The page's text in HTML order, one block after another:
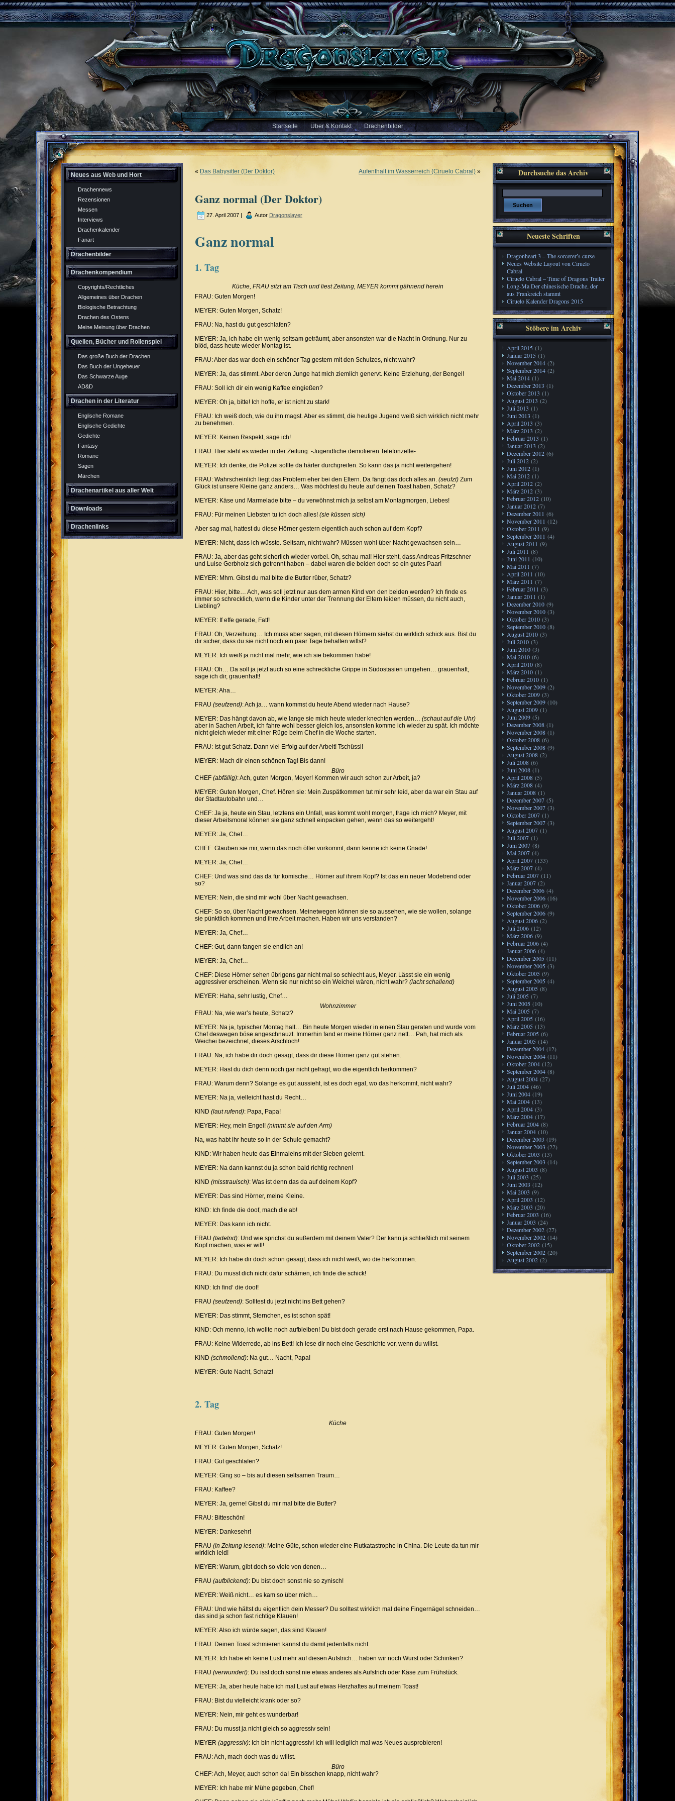
Startseite Über & Kontakt Drachenbilder
Neues aus Web und Hort
Drachennews
Rezensionen
Messen
Interviews
Drachenkalender
Fanart
Drachenbilder
Drachenkompendium
Copyrights/Rechtliches
Allgemeines über Drachen
Biologische Betrachtung
Drachen des Ostens
Meine Meinung über Drachen
Quellen, Bücher und Rollenspiel
Das große Buch der Drachen
Das Buch der Ungeheuer
Das Schwarze Auge
AD&D
Drachen in der Literatur
Englische Romane
Englische Gedichte
Gedichte
Fantasy
Romane
Sagen
Märchen
Drachenartikel aus aller Welt
Downloads
Drachenlinks
« Das Babysitter (Der Doktor) Aufenthalt im Wasserreich (Ciruelo Cabral) »
Ganz normal (Der Doktor)
27. April 2007 | Autor Dragonslayer
Ganz normal
1. Tag
Küche, FRAU sitzt am Tisch und liest Zeitung, MEYER kommt gähnend herein
FRAU: Guten Morgen!
MEYER: Guten Morgen, Schatz!
FRAU: Na, hast du gut geschlafen?
MEYER: Ja, ich habe ein wenig seltsam geträumt, aber ansonsten war die Nacht in Ordnung. Nur zu
blöd, dass heute wieder Montag ist.
FRAU: Aber das war doch ein schöner Tag gestern mit den Schulzes, nicht wahr?
MEYER: Ja, das stimmt. Aber deren Junge hat mich ziemlich genervt. Keine Erziehung, der Bengel!
FRAU: Soll ich dir ein wenig Kaffee eingießen?
MEYER: Oh ja, bitte! Ich hoffe, er ist nicht zu stark!
FRAU: Ich weiß doch, wie du ihn magst. Aber es stimmt, die heutige Jugend weiß sich wirklich nicht mehr
zu benehmen.
MEYER: Keinen Respekt, sage ich!
FRAU: Hier steht es wieder in der Zeitung: -Jugendliche demolieren Telefonzelle-
MEYER: Ich denke, die Polizei sollte da härter durchgreifen. So kann das ja nicht weitergehen!
FRAU: Wahrscheinlich liegt das Problem eher bei den Eltern. Da fängt das doch alles an. (seufzt) Zum
Glück ist unsere Kleine ganz anders… Was möchtest du heute auf deinen Toast haben, Schatz?
MEYER: Käse und Marmelade bitte – du verwöhnst mich ja selbst am Montagmorgen, Liebes!
FRAU: Für meinen Liebsten tu ich doch alles! (sie küssen sich)
Aber sag mal, hattest du diese Hörner gestern eigentlich auch schon auf dem Kopf?
MEYER: Nicht, dass ich wüsste. Seltsam, nicht wahr? Müssen wohl über Nacht gewachsen sein…
FRAU: Ja, aber das geht sicherlich wieder vorbei. Oh, schau mal! Hier steht, dass Andreas Fritzschner
und Luise Gerbholz sich getrennt haben – dabei waren die beiden doch so ein gutes Paar!
MEYER: Mhm. Gibst du mal bitte die Butter rüber, Schatz?
FRAU: Hier, bitte… Ach, was soll jetzt nur aus dem armen Kind von den beiden werden? Ich finde es
immer so schrecklich, wenn die Kinder unter der Trennung der Eltern leiden müssen, du nicht auch,
Liebling?
MEYER: If effe gerade, Fatf!
FRAU: Oh, Verzeihung… Ich muss aber sagen, mit diesen Hörnern siehst du wirklich schick aus. Bist du
dir sicher, dass du sie nicht noch ein paar Tage behalten willst?
MEYER: Ich weiß ja nicht mal mehr, wie ich sie bekommen habe!
FRAU: Oh… Da soll ja jetzt auch so eine schreckliche Grippe in Südostasien umgehen… grauenhaft,
sage ich dir, grauenhaft!
MEYER: Aha…
FRAU (seufzend): Ach ja… wann kommst du heute Abend wieder nach Hause?
MEYER: Das hängt davon ab, wie lange sie mich heute wieder knechten werden… (schaut auf die Uhr)
aber in Sachen Arbeit, ich fahre wohl besser gleich los, ansonsten komme ich wieder zu spät. Ich möchte
nicht gleich wieder mit einer Rüge beim Chef in die Woche starten.
FRAU: Ist gut Schatz. Dann viel Erfolg auf der Arbeit! Tschüssi!
MEYER: Mach dir einen schönen Tag! Bis dann!
Büro
CHEF (abfällig): Ach, guten Morgen, Meyer! Kommen wir auch schon zur Arbeit, ja?
MEYER: Guten Morgen, Chef. Hören sie: Mein Zuspätkommen tut mir sehr leid, aber da war ein Stau auf
der Stadtautobahn und…
CHEF: Ja ja, heute ein Stau, letztens ein Unfall, was kommt wohl morgen, frage ich mich? Meyer, mit
dieser Arbeitsmoral können sie ganz schnell einpacken gehen, wenn das so weitergeht!
MEYER: Ja, Chef…
CHEF: Glauben sie mir, wenn das noch öfter vorkommt, dann kenne ich keine Gnade!
MEYER: Ja, Chef…
CHEF: Und was sind das da für komische… Hörner auf ihrem Kopf? Ist das ein neuer Modetrend oder
so?
MEYER: Nein, die sind mir wohl über Nacht gewachsen.
CHEF: So so, über Nacht gewachsen. Meinetwegen können sie so aussehen, wie sie wollen, solange
sie pünktlich kommen und ihre Arbeit machen. Haben wir uns verstanden?
MEYER: Ja, Chef…
CHEF: Gut, dann fangen sie endlich an!
MEYER: Ja, Chef…
CHEF: Diese Hörner sehen übrigens gar nicht mal so schlecht aus, Meyer. Lässt sie ein wenig
aggressiver erscheinen. Wenn sie nur nicht so ein Weichei wären, nicht wahr? (lacht schallend)
MEYER: Haha, sehr lustig, Chef…
Wohnzimmer
FRAU: Na, wie war’s heute, Schatz?
MEYER: Na ja, typischer Montag halt… Bin heute Morgen wieder in einen Stau geraten und wurde vom
Chef deswegen böse angeschnauzt. Immerhin fand er meine Hörner ganz nett… Pah, hat mich als
Weichei bezeichnet, dieses Arschloch!
FRAU: Na, ich habe dir doch gesagt, dass dir diese Hörner ganz gut stehen.
MEYER: Hast du dich denn noch gar nicht gefragt, wo die eigentlich herkommen?
FRAU: Warum denn? Solange es gut aussieht, ist es doch egal, wo das herkommt, nicht wahr?
MEYER: Na ja, vielleicht hast du Recht…
KIND (laut rufend): Papa, Papa!
MEYER: Hey, mein Engel! (nimmt sie auf den Arm)
Na, was habt ihr heute so in der Schule gemacht?
KIND: Wir haben heute das Einmaleins mit der Sieben gelernt.
MEYER: Na dann kannst du ja schon bald richtig rechnen!
KIND (misstrauisch): Was ist denn das da auf deinem Kopf?
MEYER: Das sind Hörner, meine Kleine.
KIND: Ich finde die doof, mach die ab!
MEYER: Das kann ich nicht.
FRAU (tadelnd): Und wie sprichst du außerdem mit deinem Vater? Der kann ja schließlich mit seinem
Kopf machen, was er will!
MEYER: Ich habe dir doch schon gesagt, dass ich nicht weiß, wo die herkommen.
FRAU: Du musst dich nicht dafür schämen, ich finde die schick!
KIND: Ich find‘ die doof!
FRAU (seufzend): Solltest du jetzt nicht ins Bett gehen?
MEYER: Das stimmt, Sternchen, es ist schon spät!
KIND: Och menno, ich wollte noch aufbleiben! Du bist doch gerade erst nach Hause gekommen, Papa.
FRAU: Keine Widerrede, ab ins Bett! Ich lese dir noch eine Geschichte vor, wenn du willst.
KIND (schmollend): Na gut… Nacht, Papa!
MEYER: Gute Nacht, Schatz!
2. Tag
Küche
FRAU: Guten Morgen!
MEYER: Guten Morgen, Schatz!
FRAU: Gut geschlafen?
MEYER: Ging so – bis auf diesen seltsamen Traum…
FRAU: Kaffee?
MEYER: Ja, gerne! Gibst du mir mal bitte die Butter?
FRAU: Bitteschön!
MEYER: Dankesehr!
FRAU (in Zeitung lesend): Meine Güte, schon wieder eine Flutkatastrophe in China. Die Leute da tun mir
wirklich leid!
MEYER: Warum, gibt doch so viele von denen…
FRAU (aufblickend): Du bist doch sonst nie so zynisch!
MEYER: Weiß nicht… es kam so über mich…
FRAU: Und wie hältst du eigentlich dein Messer? Du solltest wirklich mal deine Fingernägel schneiden…
das sind ja schon fast richtige Klauen!
MEYER: Also ich würde sagen, das sind Klauen!
FRAU: Deinen Toast schmieren kannst du damit jedenfalls nicht.
MEYER: Ich habe eh keine Lust mehr auf diesen Aufstrich… haben wir noch Wurst oder Schinken?
FRAU (verwundert): Du isst doch sonst nie etwas anderes als Aufstrich oder Käse zum Frühstück.
MEYER: Ja, aber heute habe ich mal Lust auf etwas Herzhaftes auf meinem Toast!
FRAU: Bist du vielleicht krank oder so?
MEYER: Nein, mir geht es wunderbar!
FRAU: Du musst ja nicht gleich so aggressiv sein!
MEYER (aggressiv): Ich bin nicht aggressiv! Ich will lediglich mal was Neues ausprobieren!
FRAU: Ach, mach doch was du willst.
Büro
CHEF: Ach, Meyer, auch schon da! Ein bisschen knapp, nicht wahr?
MEYER: Ich habe mir Mühe gegeben, Chef!
Durchsuche das Archiv
Neueste Schriften
Dragonheart 3 – The sorcerer’s curse
Neues Website Layout von Ciruelo
Cabral
Ciruelo Cabral – Time of Dragons Trailer
Long-Ma Der chinesische Drache, der
aus Frankreich stammt
Ciruelo Kalender Dragons 2015
Stöbere im Archiv
April 2015 (1)
Januar 2015 (1)
November 2014 (2)
September 2014 (2)
Mai 2014 (1)
Dezember 2013 (1)
Oktober 2013 (1)
August 2013 (2)
Juli 2013 (1)
Juni 2013 (1)
April 2013 (3)
März 2013 (2)
Februar 2013 (1)
Januar 2013 (2)
Dezember 2012 (6)
Juli 2012 (2)
Juni 2012 (1)
Mai 2012 (1)
April 2012 (2)
März 2012 (3)
Februar 2012 (10)
Januar 2012 (7)
Dezember 2011 (6)
November 2011 (12)
Oktober 2011 (9)
September 2011 (4)
August 2011 (9)
Juli 2011 (8)
Juni 2011 (10)
Mai 2011 (7)
April 2011 (10)
März 2011 (7)
Februar 2011 (3)
Januar 2011 (1)
Dezember 2010 (9)
November 2010 (3)
Oktober 2010 (3)
September 2010 (8)
August 2010 (3)
Juli 2010 (3)
Juni 2010 (3)
Mai 2010 (6)
April 2010 (8)
März 2010 (1)
Februar 2010 (1)
November 2009 (2)
Oktober 2009 (3)
September 2009 (10)
August 2009 (1)
Juni 2009 (5)
Dezember 2008 (1)
November 2008 (1)
Oktober 2008 (6)
September 2008 (9)
August 2008 (2)
Juli 2008 (6)
Juni 2008 (1)
April 2008 (5)
März 2008 (4)
Januar 2008 (1)
Dezember 2007 (5)
November 2007 (3)
Oktober 2007 (1)
September 2007 (3)
August 2007 (1)
Juli 2007 (1)
Juni 2007 (8)
Mai 2007 (4)
April 2007 (133)
März 2007 (4)
Februar 2007 (11)
Januar 2007 (2)
Dezember 2006 (4)
November 2006 (16)
Oktober 2006 (9)
September 2006 (9)
August 2006 (2)
Juli 2006 (12)
März 2006 (9)
Februar 2006 (4)
Januar 2006 (4)
Dezember 2005 (11)
November 2005 (3)
Oktober 2005 (9)
September 2005 (4)
August 2005 (8)
Juli 2005 (7)
Juni 2005 (10)
Mai 2005 (7)
April 2005 (16)
März 2005 (13)
Februar 2005 (6)
Januar 2005 (14)
Dezember 2004 (12)
November 2004 (11)
Oktober 2004 (12)
September 2004 (8)
August 2004 (27)
Juli 2004 (46)
Juni 2004 (19)
Mai 2004 (13)
April 2004 (3)
März 2004 (17)
Februar 2004 (8)
Januar 2004 (10)
Dezember 2003 (19)
November 2003 (22)
Oktober 2003 (13)
September 2003 (14)
August 2003 (8)
Juli 2003 (25)
Juni 2003 (12)
Mai 2003 (9)
April 2003 (12)
März 2003 (20)
Februar 2003 (16)
Januar 2003 (24)
Dezember 2002 (27)
November 2002 (14)
Oktober 2002 (15)
September 2002 (20)
August 2002 (2)